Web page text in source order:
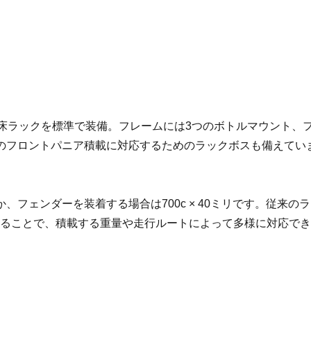
ックを標準で装備。フレームには3つのボトルマウント、
ロントパニア積載に対応するためのラックボスも備えてい
フェンダーを装着する場合は700c × 40ミリです。従来のラ
ことで、積載する重量や走行ルートによって多様に対応でき